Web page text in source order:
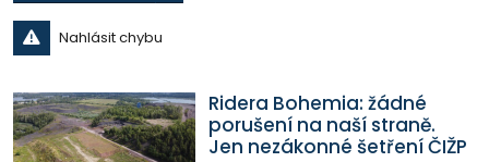
Nahlásit chybu
Ridera Bohemia: žádné
porušení na naší straně.
Jen nezákonné šetření ČIŽP